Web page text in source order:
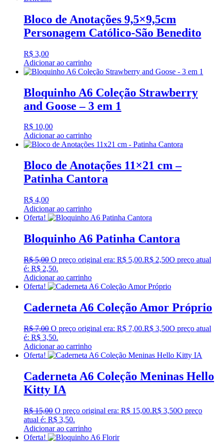
Bloco de Anotações 9,5×9,5cm
Personagem Católico-São Benedito
R$ 3,00
Adicionar ao carrinho
Bloquinho A6 Coleção Strawberry
and Goose – 3 em 1
R$ 10,00
Adicionar ao carrinho
Bloco de Anotações 11×21 cm –
Patinha Cantora
R$ 4,00
Adicionar ao carrinho
Oferta!
Bloquinho A6 Patinha Cantora
R$5,00 O preço original era: R$ 5,00.R$ 2,50O preço atual
é: R$ 2,50.
Adicionar ao carrinho
Oferta!
Caderneta A6 Coleção Amor Próprio
R$7,00 O preço original era: R$ 7,00.R$ 3,50O preço atual
é: R$ 3,50.
Adicionar ao carrinho
Oferta!
Caderneta A6 Coleção Meninas Hello
Kitty IA
R$15,00 O preço original era: R$ 15,00.R$ 3,50O preço
atual é: R$ 3,50.
Adicionar ao carrinho
Oferta!